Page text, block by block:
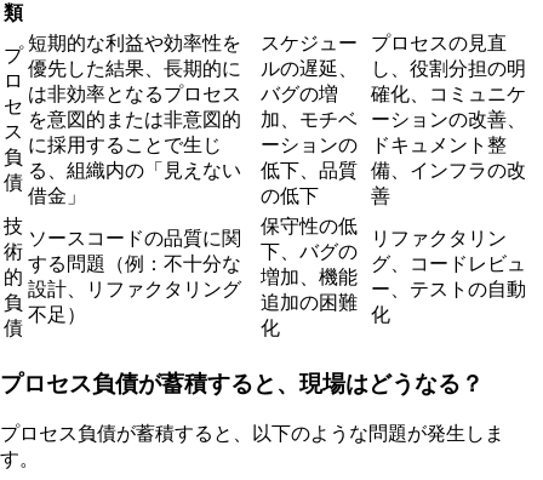
類
プ
ロ
セ
ス
負
債
短期的な利益や効率性を
優先した結果、長期的に
は非効率となるプロセス
を意図的または非意図的
に採用することで生じ
る、組織内の「見えない
借金」
スケジュー
ルの遅延、
バグの増
加、モチベ
ーションの
低下、品質
の低下
プロセスの見直
し、役割分担の明
確化、コミュニケ
ーションの改善、
ドキュメント整
備、インフラの改
善
技
術
的
負
債
ソースコードの品質に関
する問題（例：不十分な
設計、リファクタリング
不足）
保守性の低
下、バグの
増加、機能
追加の困難
化
リファクタリン
グ、コードレビュ
ー、テストの自動
化
プロセス負債が蓄積すると、現場はどうなる？
プロセス負債が蓄積すると、以下のような問題が発生しま
す。